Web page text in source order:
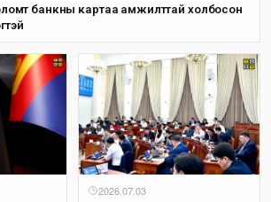
банкны картаа амжилттай холбосон
2026.07.03